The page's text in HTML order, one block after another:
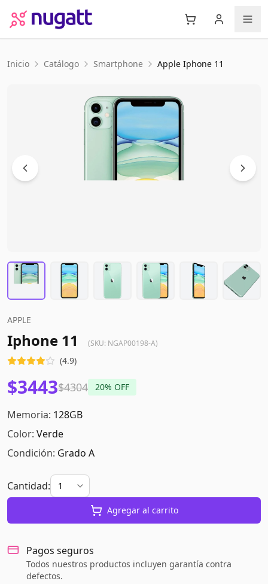
Inicio Catálogo Smartphone Apple Iphone 11
APPLE
Iphone 11 (SKU: NGAP00198-A)
(4.9)
$3443$4304 20% OFF
Memoria: 128GB
Color: Verde
Condición: Grado A
Cantidad:
Agregar al carrito
Pagos seguros
Todos nuestros productos incluyen garantía contra
defectos.